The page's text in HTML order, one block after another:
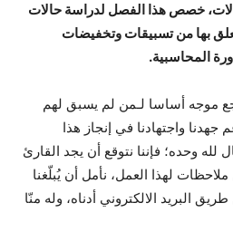
، خصص هذا الفصل لدراسة حالات
بها من تسبيقات وتخفيضات
المحاسبية.
موجه أساسا لـمن لم يسبق لهم
جهدنا واجتهادنا في إنجاز هذا
لله وحده؛ فإننا نتوقع أن يجد القارئ
لهذا العمل، نأمل أن يُبلّغنا
البريد الالكتروني أدناه، وله منّا